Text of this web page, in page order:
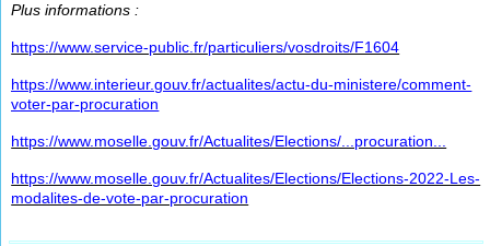
Plus informations :
https://www.service-public.fr/particuliers/vosdroits/F1604
https://www.interieur.gouv.fr/actualites/actu-du-ministere/comment-
voter-par-procuration
https://www.moselle.gouv.fr/Actualites/Elections/...procuration...
https://www.moselle.gouv.fr/Actualites/Elections/Elections-2022-Les-
modalites-de-vote-par-procuration